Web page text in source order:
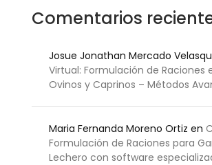
Comentarios
Josue Jonathan Mercado
Virtual: Formulación de Raciones
Ovinos y Caprinos – Métodos
Maria Fernanda Moreno Ortiz en
Formulación de Raciones para
Lechero con software